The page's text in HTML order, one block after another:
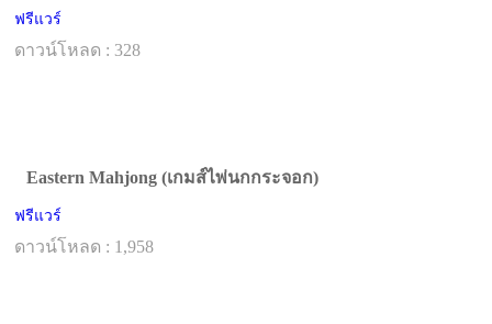
ฟรีแวร์
ดาวน์โหลด : 328
Eastern Mahjong (เกมส์ไพ่นกกระจอก)
ฟรีแวร์
ดาวน์โหลด : 1,958